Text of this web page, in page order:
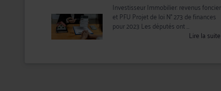
Investisseur Immobilier: revenus
et PFU Projet de loi N° 273 de finances
pour 2023 Les députés ont ...
Lire la suite